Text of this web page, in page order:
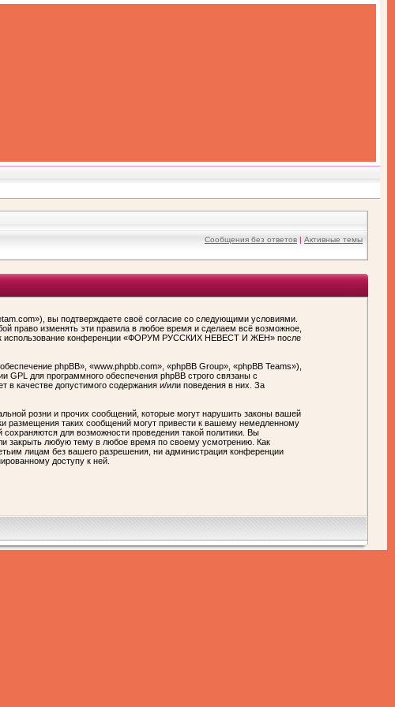
Сообщения без ответов | Активные темы
вы подтверждаете своё согласие со следующими условиями.
изменять эти правила в любое время и сделаем всё возможное,
использование конференции «ФОРУМ РУССКИХ НЕВЕСТ И ЖЕН» после
phpBB», «www.phpbb.com», «phpBB Group», «phpBB Teams»),
GPL для программного обеспечения phpBB строго связаны с
в качестве допустимого содержания и/или поведения в них. За
розни и прочих сообщений, которые могут нарушить законы вашей
таких сообщений могут привести к вашему немедленному
для возможности проведения такой политики. Вы
любую тему в любое время по своему усмотрению. Как
лицам без вашего разрешения, ни администрация конференции
доступу к ней.